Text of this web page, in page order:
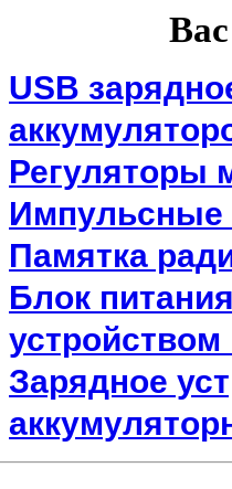
USB
Регуляторы
Импульсные
Памятка
Блок
Зарядное